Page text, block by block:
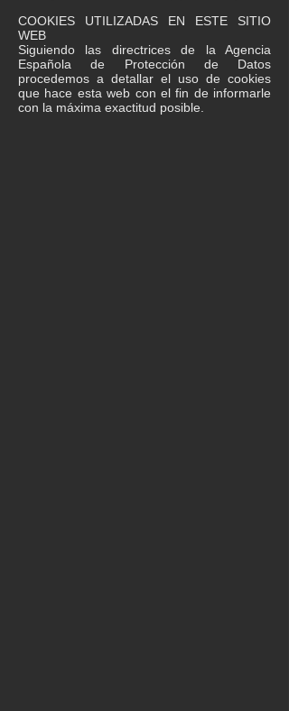
COOKIES UTILIZADAS EN ESTE SITIO
WEB
Siguiendo las directrices de la Agencia
Española de Protección de Datos
procedemos a detallar el uso de cookies
que hace esta web con el fin de informarle
con la máxima exactitud posible.